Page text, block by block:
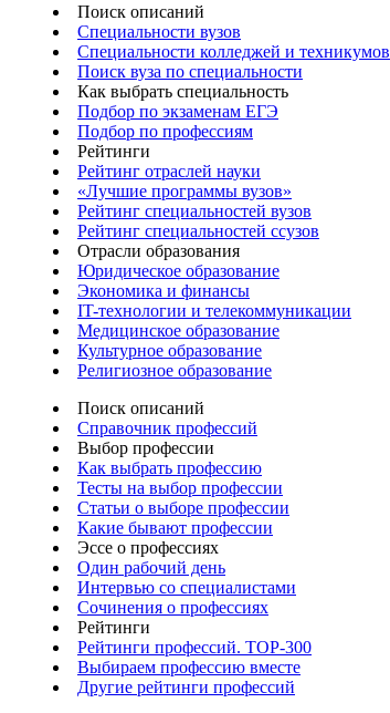
Поиск описаний
Специальности вузов
Специальности колледжей и техникумов
Поиск вуза по специальности
Как выбрать специальность
Подбор по экзаменам ЕГЭ
Подбор по профессиям
Рейтинги
Рейтинг отраслей науки
«Лучшие программы вузов»
Рейтинг специальностей вузов
Рейтинг специальностей ссузов
Отрасли образования
Юридическое образование
Экономика и финансы
IT-технологии и телекоммуникации
Медицинское образование
Культурное образование
Религиозное образование
Поиск описаний
Справочник профессий
Выбор профессии
Как выбрать профессию
Тесты на выбор профессии
Статьи о выборе профессии
Какие бывают профессии
Эссе о профессиях
Один рабочий день
Интервью со специалистами
Сочинения о профессиях
Рейтинги
Рейтинги профессий. TOP-300
Выбираем профессию вместе
Другие рейтинги профессий